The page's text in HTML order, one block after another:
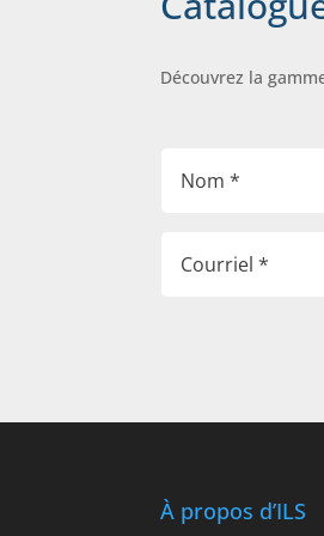
Découvrez la
À propos d’ILS